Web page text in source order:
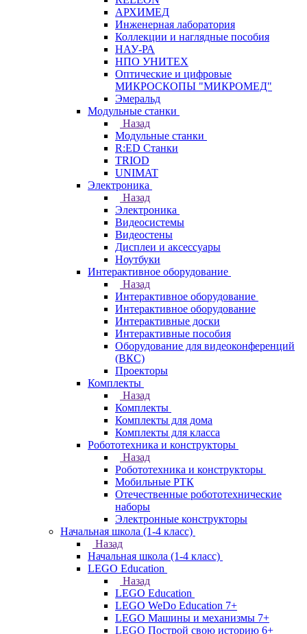
АРХИМЕД
Инженерная лаборатория
Коллекции и наглядные пособия
НАУ-РА
НПО УНИТЕХ
Оптические и цифровые
МИКРОСКОПЫ "МИКРОМЕД"
Эмеральд
Модульные станки
Назад
Модульные станки
R:ED Станки
TRIOD
UNIMAT
Электроника
Назад
Электроника
Видеосистемы
Видеостены
Дисплеи и аксессуары
Ноутбуки
Интерактивное оборудование
Назад
Интерактивное оборудование
Интерактивное оборудование
Интерактивные доски
Интерактивные пособия
Оборудование для видеоконференций
(ВКС)
Проекторы
Комплекты
Назад
Комплекты
Комплекты для дома
Комплекты для класса
Робототехника и конструкторы
Назад
Робототехника и конструкторы
Мобильные РТК
Отечественные робототехнические
наборы
Электронные конструкторы
Начальная школа (1-4 класс)
Назад
Начальная школа (1-4 класс)
LEGO Education
Назад
LEGO Education
LEGO WeDo Education 7+
LEGO Машины и механизмы 7+
LEGO Построй свою историю 6+